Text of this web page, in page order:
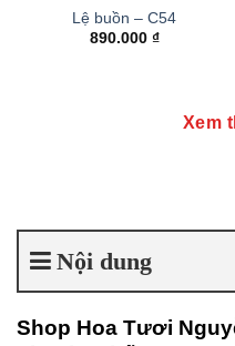
Lệ buồn – C54
890.000 ₫
Xem
Nội dung
Shop Hoa Tươi